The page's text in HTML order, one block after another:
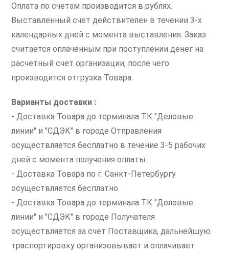
Оплата по счетам производится в рублях.
Выставленный счет действителен в течении 3-х
календарных дней с момента выставления. Заказ
считается оплаченным при поступлении денег на
расчетный счет организации, после чего
производится отгрузка Товара.
Варианты доставки :
- Доставка Товара до терминала ТК "Деловые
линии" и "СДЭК" в городе Отправления
осуществляется бесплатно в течение 3-5 рабочих
дней с момента получения оплаты.
- Доставка Товара по г. Санкт-Петербургу
осуществляется бесплатно.
- Доставка Товара до терминала ТК "Деловые
линии" и "СДЭК" в городе Получателя
осуществляется за счет Поставщика, дальнейшую
траспортировку организовывает и оплачивает